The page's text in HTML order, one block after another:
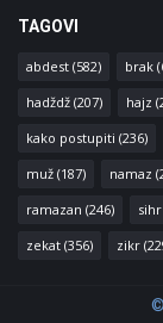
TAGOVI
abdest (582) brak
hadždž (207) hajz
kako postupiti (236)
muž (187) namaz
ramazan (246) sihr
zekat (356) zikr